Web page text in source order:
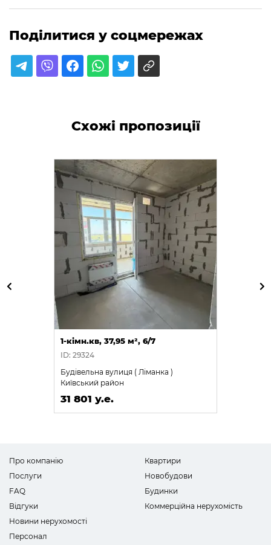
Поділитися у соцмережах
Схожі пропозиції
1-кімн.кв, 37,95 м², 6/7
ID: 29324
Будівельна вулиця ( Ліманка )
Київський район
31 801 у.е.
Про компанію
Послуги
FAQ
Відгуки
Новини нерухомості
Персонал
Квартири
Новобудови
Будинки
Коммерційна нерухомість